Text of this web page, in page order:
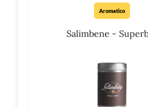
Aromatico
Salimbene -